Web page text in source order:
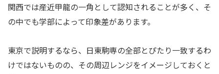
関西では産近甲龍の一角として認知されることが多く、そ
の中でも学部によって印象差があります。
東京で説明するなら、日東駒専の全部とぴたり一致するわ
けではないものの、その周辺レンジをイメージしておくと